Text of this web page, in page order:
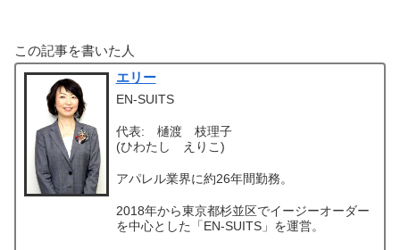
この記事を書いた人
エリー
EN-SUITS
代表: 樋渡 枝理子
(ひわたし えりこ)
アパレル業界に約26年間勤務。
2018年から東京都杉並区でイージーオーダー
を中心とした「EN-SUITS」を運営。